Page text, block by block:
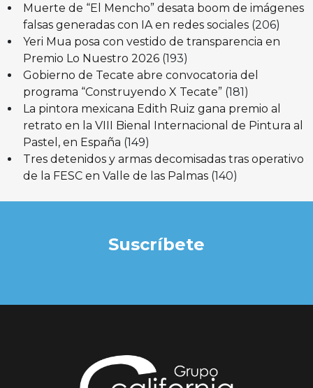
Muerte de “El Mencho” desata boom de imágenes
falsas generadas con IA en redes sociales (206)
Yeri Mua posa con vestido de transparencia en
Premio Lo Nuestro 2026 (193)
Gobierno de Tecate abre convocatoria del
programa “Construyendo X Tecate” (181)
La pintora mexicana Edith Ruiz gana premio al
retrato en la VIII Bienal Internacional de Pintura al
Pastel, en España (149)
Tres detenidos y armas decomisadas tras operativo
de la FESC en Valle de las Palmas (140)
Suscríbete